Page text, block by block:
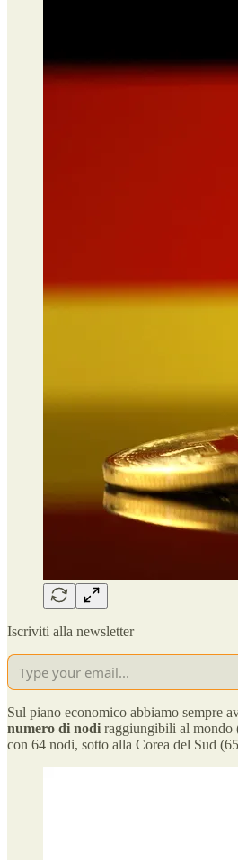
Iscriviti alla newsletter
Sul piano economico abbiamo sempre
numero di nodi raggiungibili al mondo
con 64 nodi, sotto alla Corea del Sud